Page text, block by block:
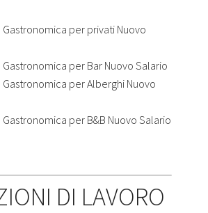
Gastronomica per privati Nuovo
Gastronomica per Bar Nuovo Salario
Gastronomica per Alberghi Nuovo
Gastronomica per B&B Nuovo Salario
DI LAVORO